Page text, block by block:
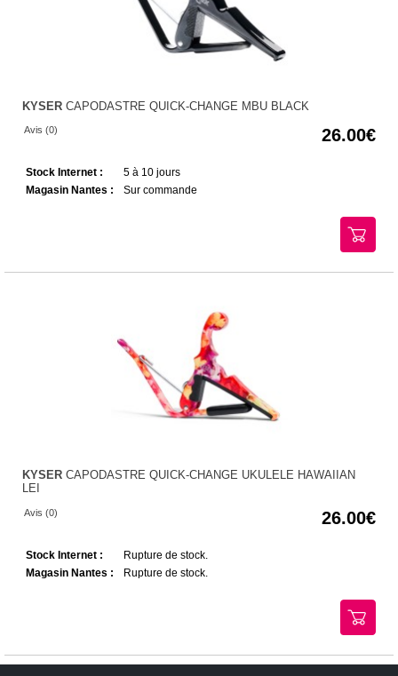
KYSER CAPODASTRE QUICK-CHANGE MBU BLACK
Avis (0) 26.00
Stock Internet :
5 à 10 jours
Magasin Nantes :
Sur commande
KYSER CAPODASTRE QUICK-CHANGE UKULELE HAWAIIAN
LEI
Avis (0) 26.00
Stock Internet :
Rupture de stock.
Magasin Nantes :
Rupture de stock.